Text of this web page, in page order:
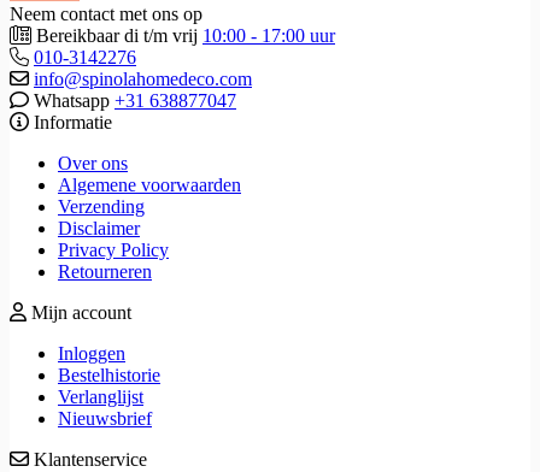
Neem contact met ons op
Bereikbaar di t/m vrij 10:00 - 17:00 uur
010-3142276
info@spinolahomedeco.com
Whatsapp +31 638877047
Informatie
Over ons
Algemene voorwaarden
Verzending
Disclaimer
Privacy Policy
Retourneren
Mijn account
Inloggen
Bestelhistorie
Verlanglijst
Nieuwsbrief
Klantenservice